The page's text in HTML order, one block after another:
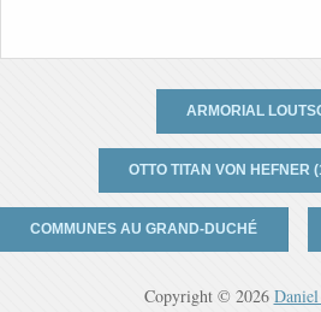
ARMORIAL
OTTO TITAN VON HEFNER
COMMUNES AU GRAND-DUCHÉ
Copyright © 2026